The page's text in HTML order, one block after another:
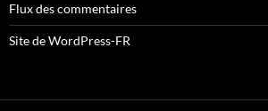
Flux des commentaires
Site de WordPress-FR